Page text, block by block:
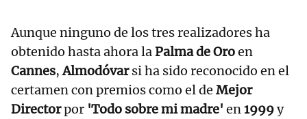
Aunque ninguno de los tres realizadores ha
obtenido hasta ahora laPalma de Oroen
Cannes,Almodóvarsi ha sido reconocido en el
certamen con premios como el de Mejor
Directorpor 'Todo sobre mi madre' en1999y